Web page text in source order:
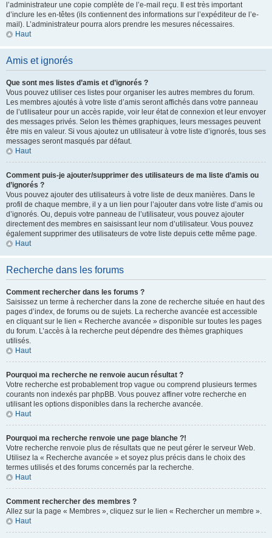
l’administrateur une copie complète de l’e-mail reçu. Il est très important
d’inclure les en-têtes (ils contiennent des informations sur l’expéditeur de l’e-
mail). L’administrateur pourra alors prendre les mesures nécessaires.
Haut
Amis et ignorés
Que sont mes listes d’amis et d’ignorés ?
Vous pouvez utiliser ces listes pour organiser les autres membres du forum.
Les membres ajoutés à votre liste d’amis seront affichés dans votre panneau
de l’utilisateur pour un accès rapide, voir leur état de connexion et leur envoyer
des messages privés. Selon les thèmes graphiques, leurs messages peuvent
être mis en valeur. Si vous ajoutez un utilisateur à votre liste d’ignorés, tous ses
messages seront masqués par défaut.
Haut
Comment puis-je ajouter/supprimer des utilisateurs de ma liste d’amis ou
d’ignorés ?
Vous pouvez ajouter des utilisateurs à votre liste de deux manières. Dans le
profil de chaque membre, il y a un lien pour l’ajouter dans votre liste d’amis ou
d’ignorés. Ou, depuis votre panneau de l’utilisateur, vous pouvez ajouter
directement des membres en saisissant leur nom d’utilisateur. Vous pouvez
également supprimer des utilisateurs de votre liste depuis cette même page.
Haut
Recherche dans les forums
Comment rechercher dans les forums ?
Saisissez un terme à rechercher dans la zone de recherche située en haut des
pages d’index, de forums ou de sujets. La recherche avancée est accessible
en cliquant sur le lien « Recherche avancée » disponible sur toutes les pages
du forum. L’accès à la recherche peut dépendre des thèmes graphiques
utilisés.
Haut
Pourquoi ma recherche ne renvoie aucun résultat ?
Votre recherche est probablement trop vague ou comprend plusieurs termes
courants non indexés par phpBB. Vous pouvez affiner votre recherche en
utilisant les options disponibles dans la recherche avancée.
Haut
Pourquoi ma recherche renvoie une page blanche ?!
Votre recherche renvoie plus de résultats que ne peut gérer le serveur Web.
Utilisez la « Recherche avancée » et soyez plus précis dans le choix des
termes utilisés et des forums concernés par la recherche.
Haut
Comment rechercher des membres ?
Allez sur la page « Membres », cliquez sur le lien « Rechercher un membre ».
Haut